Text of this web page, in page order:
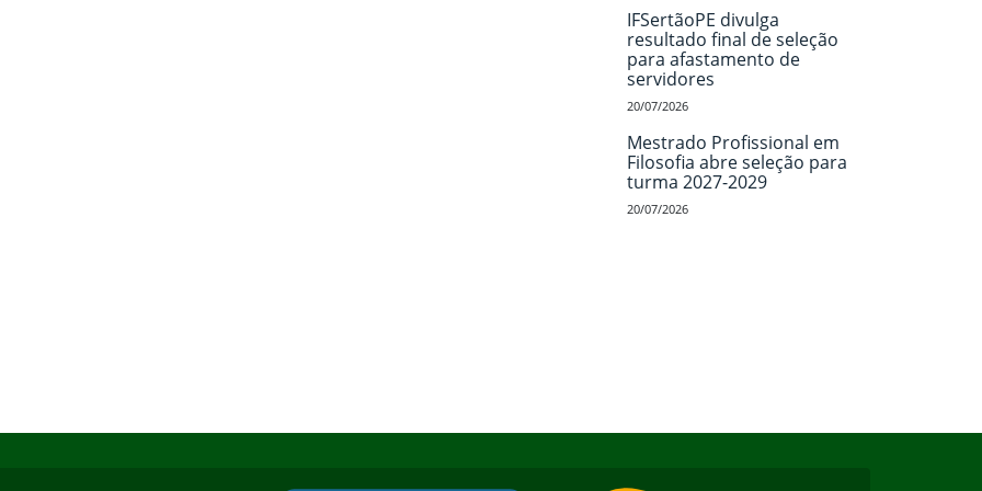
IFSertãoPE divulga
resultado final de seleção
para afastamento de
servidores
20/07/2026
Mestrado Profissional em
Filosofia abre seleção para
turma 2027-2029
20/07/2026